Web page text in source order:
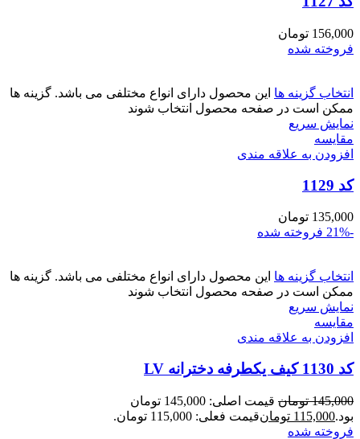
156,000 تومان
فروخته شده
انتخاب گزینه ها این محصول دارای انواع مختلفی می باشد. گزینه ها
ممکن است در صفحه محصول انتخاب شوند
نمایش سریع
مقايسه
افزودن به علاقه مندی
کد 1129
135,000 تومان
-21%
فروخته شده
انتخاب گزینه ها این محصول دارای انواع مختلفی می باشد. گزینه ها
ممکن است در صفحه محصول انتخاب شوند
نمایش سریع
مقايسه
افزودن به علاقه مندی
کد 1130 کیف یکطرفه دخترانه LV
145,000 تومان
قیمت اصلی: 145,000 تومان
بود.115,000 تومانقیمت فعلی: 115,000 تومان.
فروخته شده